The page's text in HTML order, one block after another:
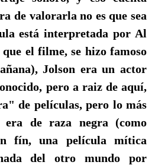
de valorarla no es que sea
está interpretada por Al
el filme, se hizo famoso
Jolson era un actor
pero a raiz de aquí,
de películas, pero lo más
de raza negra (como
fín, una película mítica
del otro mundo por